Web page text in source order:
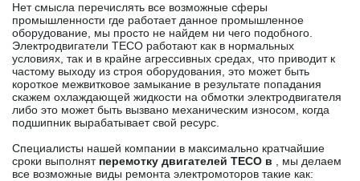
Нет смысла перечислять все возможные сферы
промышленности где работает данное промышленное
оборудование, мы просто не найдем ни чего подобного.
Электродвигатели TECO работают как в нормальных
условиях, так и в крайне агрессивных средах, что приводит к
частому выходу из строя оборудования, это может быть
короткое межвитковое замыкание в результате попадания
скажем охлаждающей жидкости на обмотки электродвигателя
либо это может быть вызвано механическим износом, когда
подшипник вырабатывает свой ресурс.
Специалисты нашей компании в максимально кратчайшие
сроки выполнят перемотку двигателей TECO в
, мы делаем
все возможные виды ремонта электромоторов такие как: